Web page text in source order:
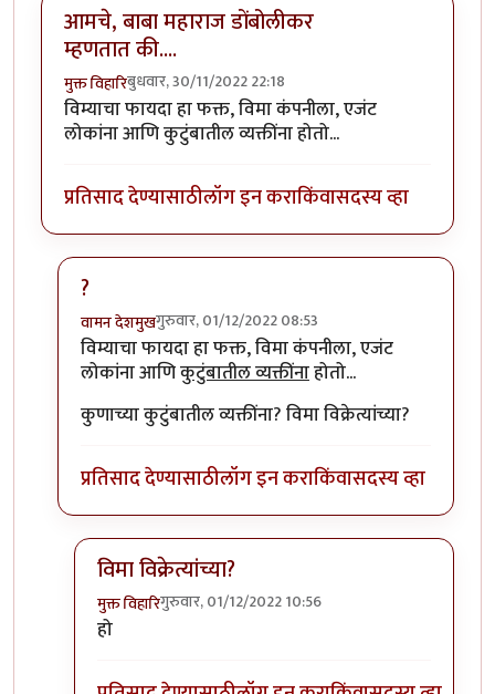
आमचे, बाबा महाराज डोंबोलीकर
म्हणतात की....
मुक्त विहारिबुधवार, 30/11/2022 22:18
विम्याचा फायदा हा फक्त, विमा कंपनीला, एजंट
लोकांना आणि कुटुंबातील व्यक्तींना होतो...
प्रतिसाद देण्यासाठीलॉग इन कराकिंवासदस्य व्हा
?
वामन देशमुखगुरुवार, 01/12/2022 08:53
In reply toआमचे, बाबा महाराज डोंबोलीकर म्हणतात की....
विम्याचा फायदा हा फक्त, विमा कंपनीला, एजंट
लोकांना आणिकुटुंबातील व्यक्तींनाहोतो...
कुणाच्या कुटुंबातील व्यक्तींना? विमा विक्रेत्यांच्या?
प्रतिसाद देण्यासाठीलॉग इन कराकिंवासदस्य व्हा
विमा विक्रेत्यांच्या?
मुक्त विहारिगुरुवार, 01/12/2022 10:56
In reply to
हो